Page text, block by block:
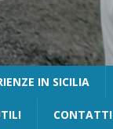
IN SICILIA
CONTATTI